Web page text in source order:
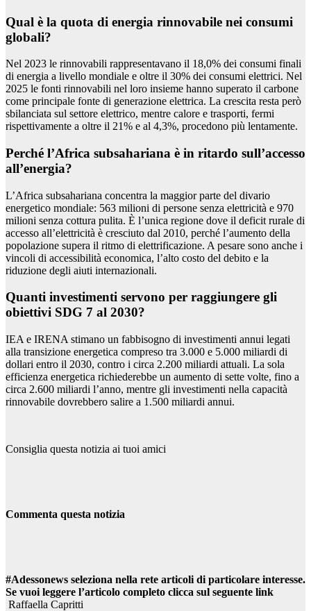
Qual è la quota di energia rinnovabile nei consumi
globali?
Nel 2023 le rinnovabili rappresentavano il 18,0% dei consumi finali
di energia a livello mondiale e oltre il 30% dei consumi elettrici. Nel
2025 le fonti rinnovabili nel loro insieme hanno superato il carbone
come principale fonte di generazione elettrica. La crescita resta però
sbilanciata sul settore elettrico, mentre calore e trasporti, fermi
rispettivamente a oltre il 21% e al 4,3%, procedono più lentamente.
Perché l’Africa subsahariana è in ritardo sull’accesso
all’energia?
L’Africa subsahariana concentra la maggior parte del divario
energetico mondiale: 563 milioni di persone senza elettricità e 970
milioni senza cottura pulita. È l’unica regione dove il deficit rurale di
accesso all’elettricità è cresciuto dal 2010, perché l’aumento della
popolazione supera il ritmo di elettrificazione. A pesare sono anche i
vincoli di accessibilità economica, l’alto costo del debito e la
riduzione degli aiuti internazionali.
Quanti investimenti servono per raggiungere gli
obiettivi SDG 7 al 2030?
IEA e IRENA stimano un fabbisogno di investimenti annui legati
alla transizione energetica compreso tra 3.000 e 5.000 miliardi di
dollari entro il 2030, contro i circa 2.200 miliardi attuali. La sola
efficienza energetica richiederebbe un aumento di sette volte, fino a
circa 2.600 miliardi l’anno, mentre gli investimenti nella capacità
rinnovabile dovrebbero salire a 1.500 miliardi annui.
Consiglia questa notizia ai tuoi amici
Commenta questa notizia
#Adessonews seleziona nella rete articoli di particolare interesse.
Se vuoi leggere l’articolo completo clicca sul seguente link
Raffaella Capritti